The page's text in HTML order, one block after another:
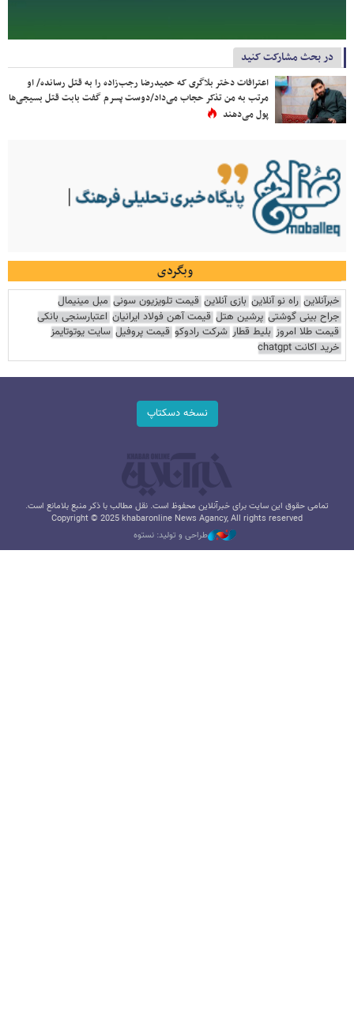
در بحث مشارکت کنید
اعترافات دختر بلاگری که حمیدرضا رجب‌زاده را به قتل رسانده/ او
مرتب به من تذکر حجاب می‌داد/دوست پسرم گفت بابت قتل بسیجی‌ها
پول می‌دهند
وبگردی
خبرآنلاین راه نو آنلاین بازی آنلاین قیمت تلویزیون سونی مبل مینیمال
جراح بینی گوشتی پرشین هتل قیمت آهن فولاد ایرانیان اعتبارسنجی بانکی
قیمت طلا امروز بلیط قطار شرکت رادوکو قیمت پروفیل سایت یوتوتایمز
خرید اکانت chatgpt
نسخه دسکتاپ
تمامی حقوق این سایت برای خبرآنلاین محفوظ است. نقل مطالب با ذکر منبع بلامانع است.
Copyright © 2025 khabaronline News Agancy, All rights reserved
طراحی و تولید: نستوه